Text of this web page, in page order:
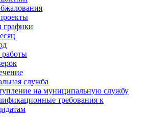
графики
работы
служба
на муниципальную службу
требования к